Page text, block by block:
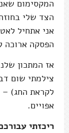
המקסימום
הצד שלי
אני אתחיל
הפסקה ארוכה
אז המתכון
צילמתי שום
לקראת החג) –
אפויים.
ריכזתי